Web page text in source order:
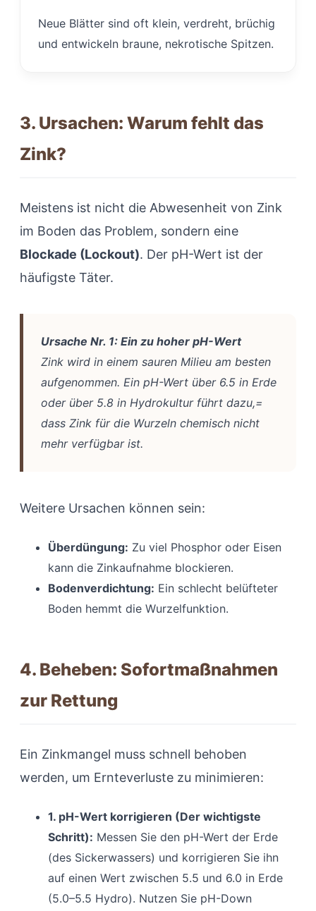
Neue Blätter sind oft klein, verdreht, brüchig
und entwickeln braune, nekrotische Spitzen.
3. Ursachen: Warum fehlt das
Zink?
Meistens ist nicht die Abwesenheit von Zink
im Boden das Problem, sondern eine
Blockade (Lockout). Der pH-Wert ist der
häufigste Täter.
Ursache Nr. 1: Ein zu hoher pH-Wert
Zink wird in einem sauren Milieu am besten
aufgenommen. Ein pH-Wert über 6.5 in Erde
oder über 5.8 in Hydrokultur führt dazu,=
dass Zink für die Wurzeln chemisch nicht
mehr verfügbar ist.
Weitere Ursachen können sein:
Überdüngung: Zu viel Phosphor oder Eisen
kann die Zinkaufnahme blockieren.
Bodenverdichtung: Ein schlecht belüfteter
Boden hemmt die Wurzelfunktion.
4. Beheben: Sofortmaßnahmen
zur Rettung
Ein Zinkmangel muss schnell behoben
werden, um Ernteverluste zu minimieren:
1. pH-Wert korrigieren (Der wichtigste
Schritt): Messen Sie den pH-Wert der Erde
(des Sickerwassers) und korrigieren Sie ihn
auf einen Wert zwischen 5.5 und 6.0 in Erde
(5.0–5.5 Hydro). Nutzen Sie pH-Down